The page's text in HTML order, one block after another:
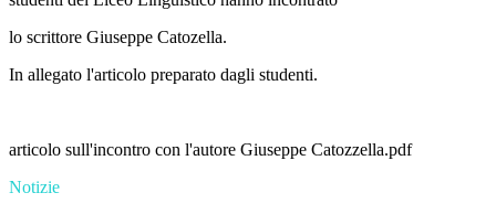
lo scrittore Giuseppe Catozella.
In allegato l'articolo preparato dagli studenti.
articolo sull'incontro con l'autore Giuseppe Catozzella.pdf
Notizie